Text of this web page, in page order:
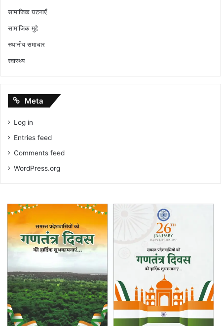
सामाजिक घटनाएँ
सामाजिक मुद्दे
स्थानीय समाचार
स्वास्थ्य
Meta
Log in
Entries feed
Comments feed
WordPress.org